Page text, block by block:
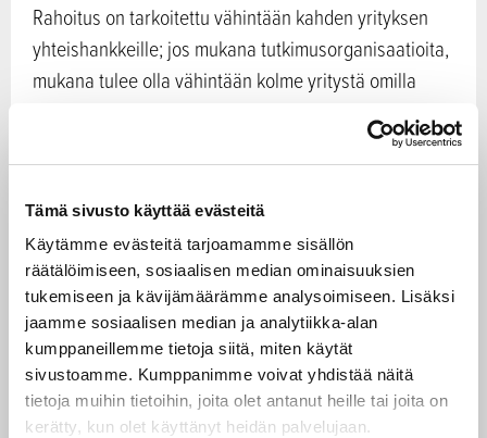
Tämä sivusto käyttää evästeitä
Käytämme evästeitä tarjoamamme sisällön
räätälöimiseen, sosiaalisen median ominaisuuksien
tukemiseen ja kävijämäärämme analysoimiseen. Lisäksi
jaamme sosiaalisen median ja analytiikka-alan
kumppaneillemme tietoja siitä, miten käytät
sivustoamme. Kumppanimme voivat yhdistää näitä
tietoja muihin tietoihin, joita olet antanut heille tai joita on
kerätty, kun olet käyttänyt heidän palvelujaan.
Rahoitus on tarkoitettu vähintään kahden yrityksen
yhteishankkeille; jos mukana tutkimusorganisaatioita,
mukana tulee olla vähintään kolme yritystä omilla
Rahoitusmalli
Co-Innovation-yhteishanke koostuu julkisten
tutkimusorganisaatioiden tutkimusprojekteista ja
yritysten t&k-projekteista, ja hankkeessa tehdään
tiivistä yhteistyötä konsortion osapuolten kesken.
Osapuolena voi olla myös hyvinvointialueen
yliopistosairaala.